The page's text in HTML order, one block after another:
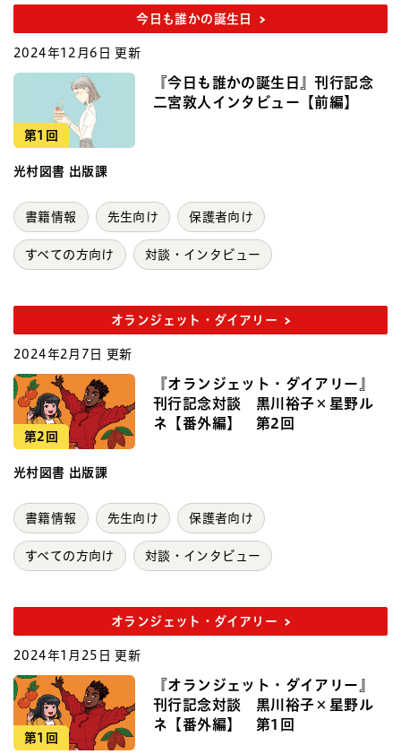
今日も誰かの誕生日
2024年12月6日 更新
第1回
『今日も誰かの誕生日』刊行記念
二宮敦人インタビュー【前編】
光村図書 出版課
書籍情報 先生向け 保護者向け
すべての方向け 対談・インタビュー
オランジェット・ダイアリー
2024年2月7日 更新
第2回
『オランジェット・ダイアリー』
刊行記念対談 黒川裕子×星野ル
ネ【番外編】 第2回
光村図書 出版課
書籍情報 先生向け 保護者向け
すべての方向け 対談・インタビュー
オランジェット・ダイアリー
2024年1月25日 更新
第1回
『オランジェット・ダイアリー』
刊行記念対談 黒川裕子×星野ル
ネ【番外編】 第1回